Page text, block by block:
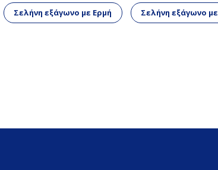
Σελήνη εξάγωνο με Ερμή Σελήνη εξάγωνο